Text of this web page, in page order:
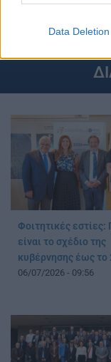
Data Deletion
TAGS: ΕΚΠΑ
Φοιτητικές εστίες:
είναι το σχέδιο της
κυβέρνησης έως το
06/07/2026 - 09:56